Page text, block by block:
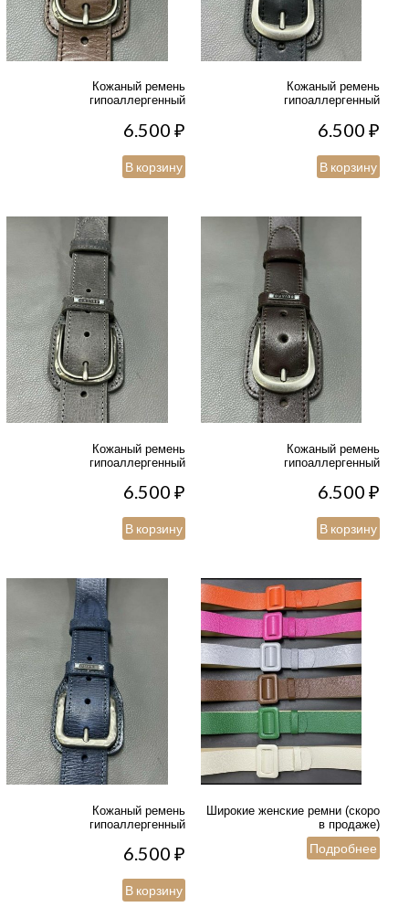
Кожаный ремень
гипоаллергенный
6.500₽
В корзину
Кожаный ремень
гипоаллергенный
6.500₽
В корзину
Кожаный ремень
гипоаллергенный
6.500₽
В корзину
Кожаный ремень
гипоаллергенный
6.500₽
В корзину
Кожаный ремень
гипоаллергенный
6.500₽
В корзину
Широкие женские ремни (скоро
в продаже)
Подробнее